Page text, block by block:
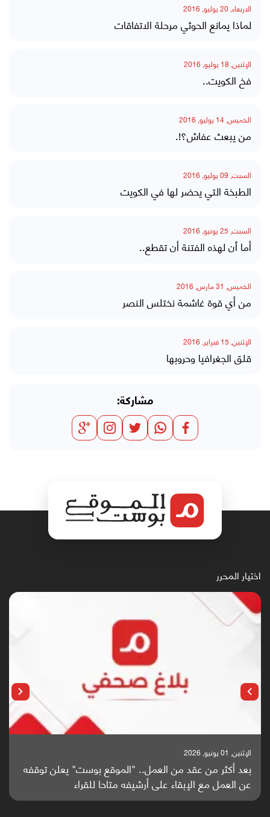
الاربعاء, 20 يوليو, 2016
لماذا يمانع الحوثي مرحلة الاتفاقات
الإثنين, 18 يوليو, 2016
فخ الكويت..
الخميس, 14 يوليو, 2016
من يبعث عفاش؟!.
السبت, 09 يوليو, 2016
الطبخة التي يحضر لها في الكويت
السبت, 25 يونيو, 2016
أما ٱن لهذه الفتنة أن تقطع..
الخميس, 31 مارس, 2016
من أي قوة غاشمة نختلس النصر
الإثنين, 15 فبراير, 2016
قلق الجغرافيا وحروبها
مشاركة:
اختيار المحرر
الإثنين, 01 يونيو, 2026
بعد أكثر من عقد من العمل.. "الموقع بوست" يعلن توقفه
عن العمل مع الإبقاء على أرشيفه متاحا للقراء